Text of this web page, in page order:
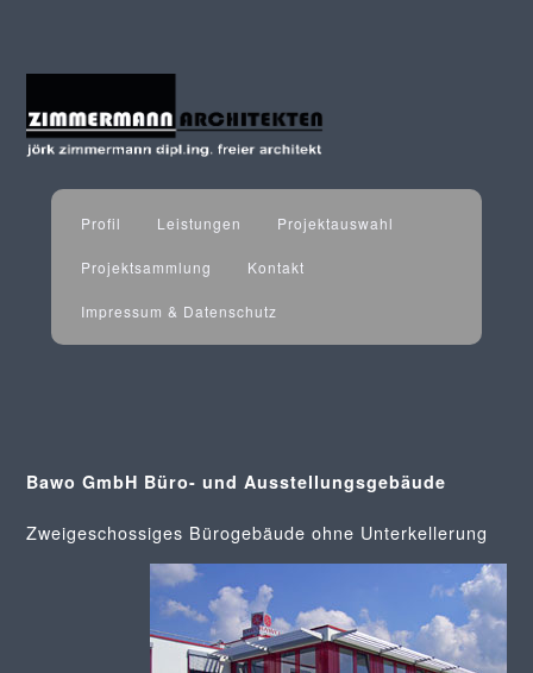
Profil Leistungen Projektauswahl
Projektsammlung Kontakt
Impressum & Datenschutz
Bawo GmbH Büro- und Ausstellungsgebäude
Zweigeschossiges Bürogebäude ohne Unterkellerung